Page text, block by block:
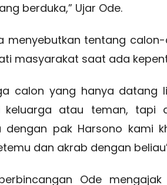
berduka,” Ujar Ode.
menyebutkan tentang
masyarakat saat ada
calon yang hanya datang
keluarga atau teman, tapi
dengan pak Harsono kami
dan akrab dengan
Ode